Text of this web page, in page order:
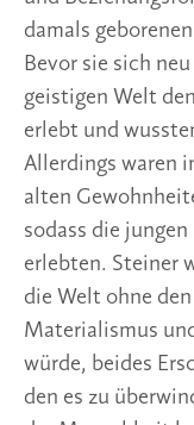
damals
Bevor sie sich
geistigen Welt
erlebt und
Allerdings waren
alten
sodass die
erlebten. Steiner
die Welt ohne
Materialismus
würde, beides
den es zu